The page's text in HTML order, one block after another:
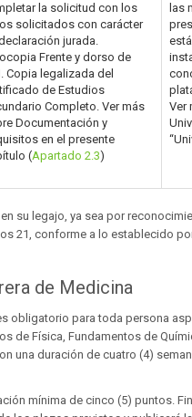
la solicitud con los
solicitados con carácter
jurada.
Frente y dorso de
Copia legalizada del
de Estudios
Completo. Ver más
Documentación y
en el presente
(Apartado 2.3)
las
Ver
su legajo, ya sea por
21, conforme a lo establecido
de Medicina
obligatorio para toda persona
de Física, Fundamentos de
una duración de cuatro (4)
mínima de cinco (5) puntos.